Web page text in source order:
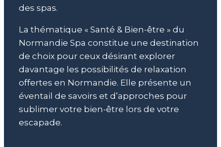
des spas.
La thématique « Santé & Bien-être » du
Normandie Spa constitue une destination
de choix pour ceux désirant explorer
davantage les possibilités de relaxation
offertes en Normandie. Elle présente un
éventail de savoirs et d’approches pour
sublimer votre bien-être lors de votre
escapade.